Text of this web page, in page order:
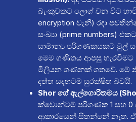
බැංකුවකට ලොග් වන විට
encryption වැනි) රඳා
සංඛ්‍යා (prime numbers)
සාමාන්‍ය පරිගණකයකට මුල්
මෙම ගණිතය ආපසු හැරවීමට
මිලියන ගණනක් ගතවේ. මේ
දත්ත සදහටම සුරක්ෂිත බවයි.
Shor ගේ ඇල්ගොරිතමය
ක්වොන්ටම් පරිගණක 1 සහ 0
ආකාරයෙන් සිතන්නේ නැත.